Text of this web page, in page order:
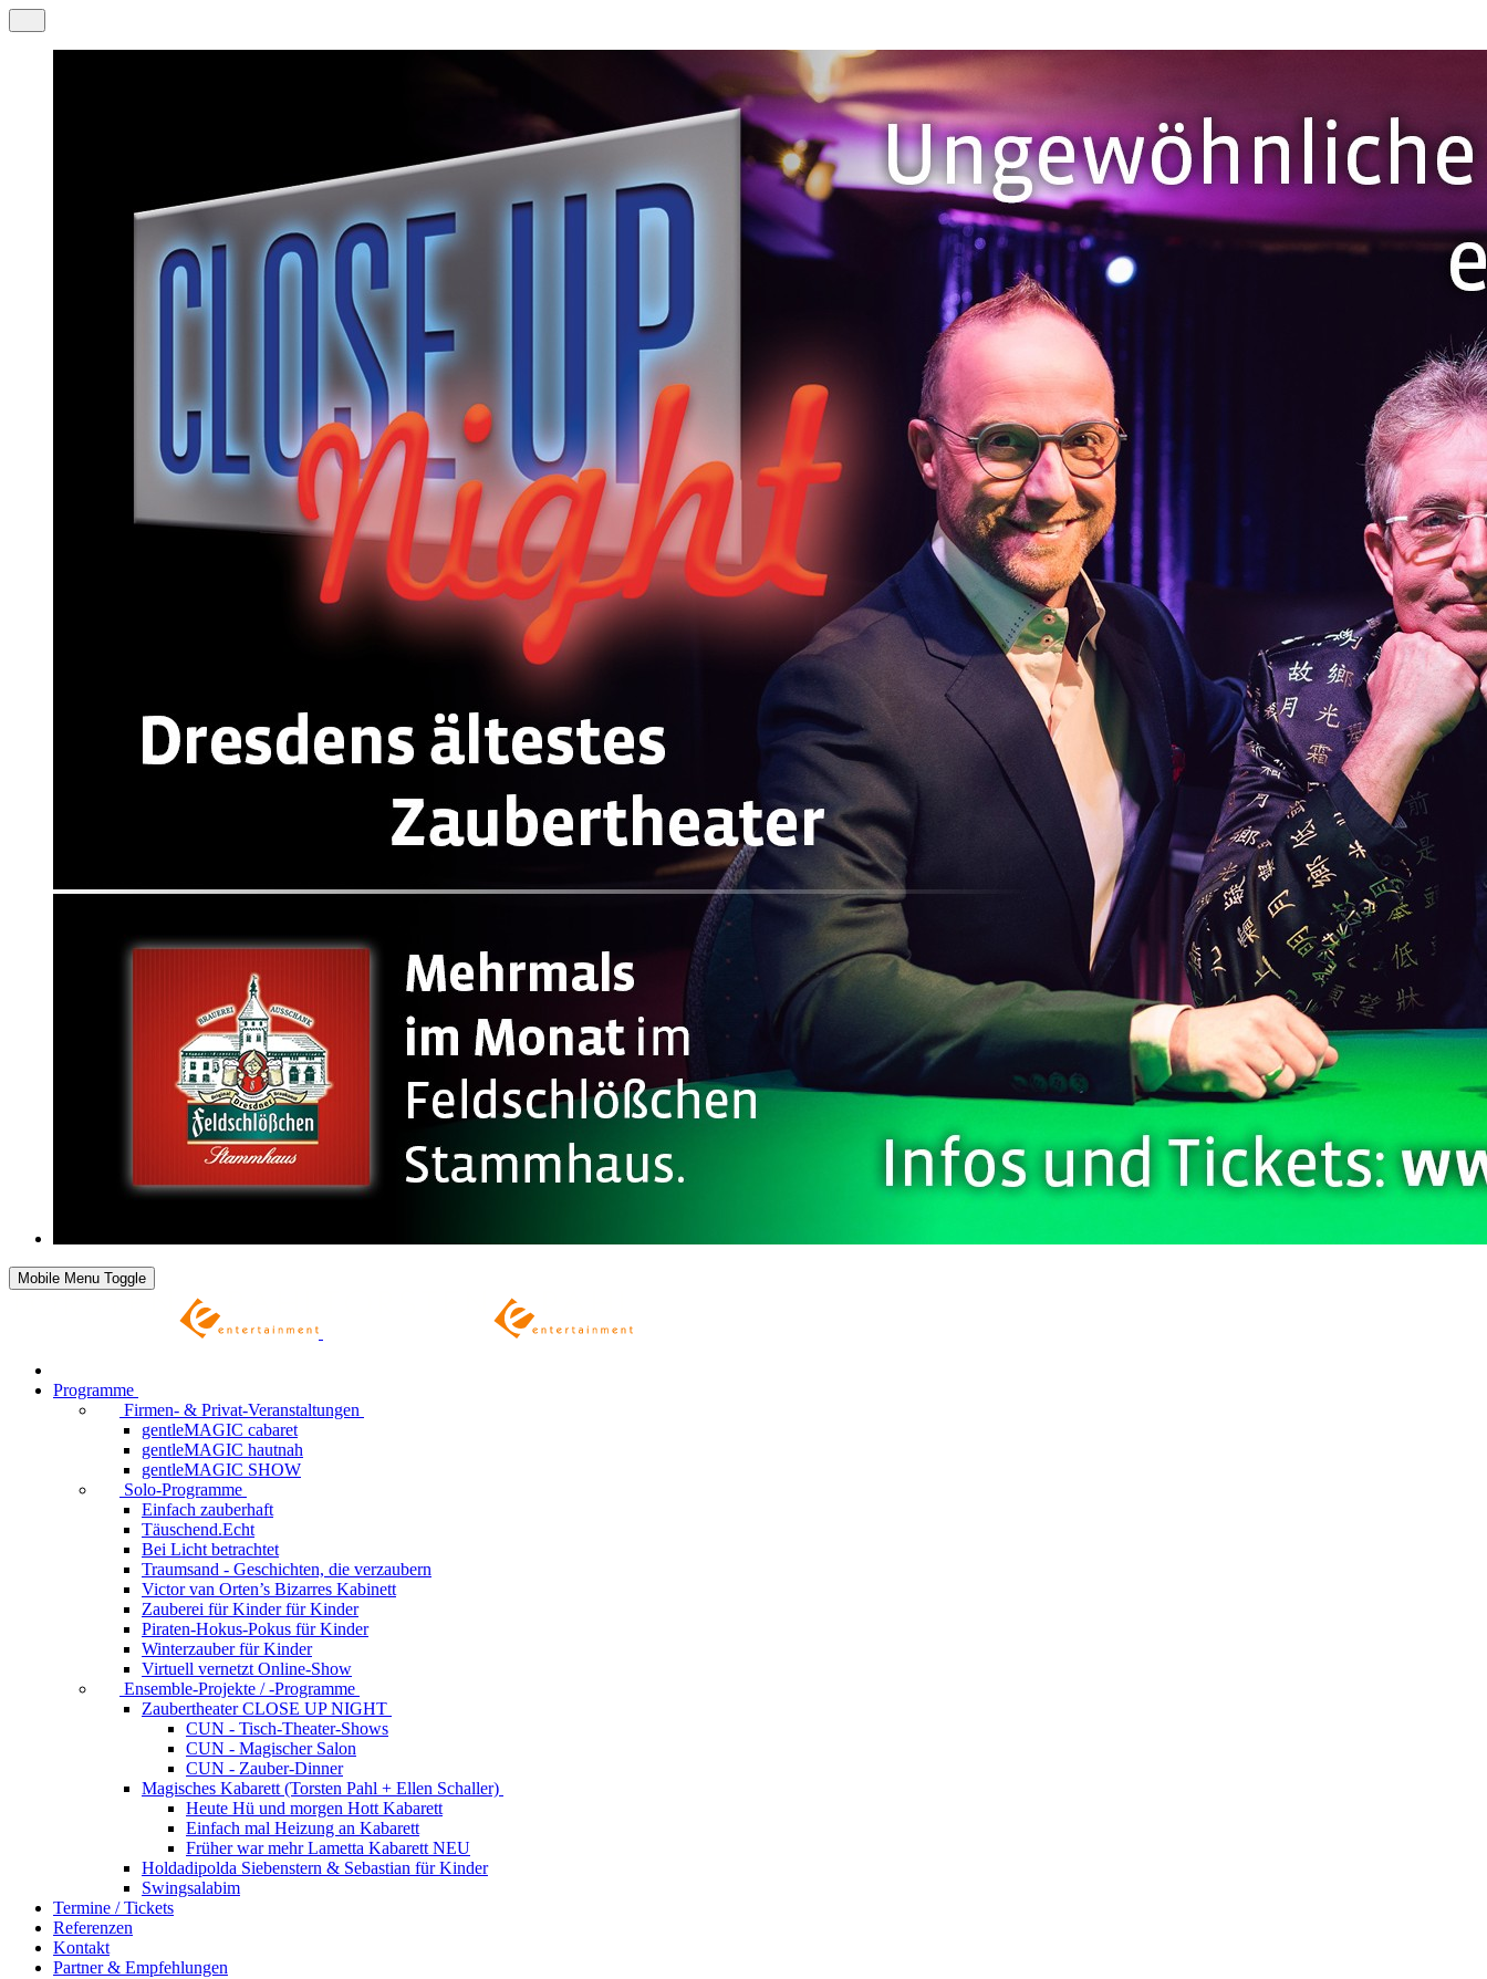
Mobile Menu Toggle
Programme
Firmen- & Privat-Veranstaltungen
gentleMAGIC cabaret
gentleMAGIC hautnah
gentleMAGIC SHOW
Solo-Programme
Einfach zauberhaft
Täuschend.Echt
Bei Licht betrachtet
Traumsand - Geschichten, die verzaubern
Victor van Orten’s Bizarres Kabinett
Zauberei für Kinder für Kinder
Piraten-Hokus-Pokus für Kinder
Winterzauber für Kinder
Virtuell vernetzt Online-Show
Ensemble-Projekte / -Programme
Zaubertheater CLOSE UP NIGHT
CUN - Tisch-Theater-Shows
CUN - Magischer Salon
CUN - Zauber-Dinner
Magisches Kabarett (Torsten Pahl + Ellen Schaller)
Heute Hü und morgen Hott Kabarett
Einfach mal Heizung an Kabarett
Früher war mehr Lametta Kabarett NEU
Holdadipolda Siebenstern & Sebastian für Kinder
Swingsalabim
Termine / Tickets
Referenzen
Kontakt
Partner & Empfehlungen